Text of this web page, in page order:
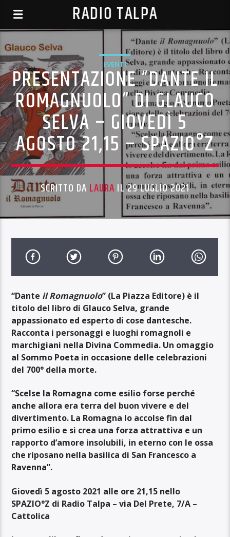
RADIO TALPA
EVENTI
PRESENTAZIONE “DANTE IL
ROMAGNUOLO” DI GLAUCO
SELVA – GIOVEDÌ 5
AGOSTO 21,15 – SPAZIO°Z
SCRITTO DA LAURA IL 29 LUGLIO 2021
“Dante il Romagnuolo” (La Piazza Editore) è il
titolo del libro di Glauco Selva, grande
appassionato ed esperto di cose dantesche.
Racconta i personaggi e luoghi romagnoli e
marchigiani nella Divina Commedia. Un omaggio
al Sommo Poeta in occasione delle celebrazioni
del 700° della morte.
“Scelse la Romagna come esilio forse perché
anche allora era terra del buon vivere e del
divertimento. La Romagna lo accolse fin dal
primo esilio e si crea una forza attrattiva e un
rapporto d’amore insolubili, in eterno con le ossa
che riposano nella basilica di San Francesco a
Ravenna”.
Giovedì 5 agosto 2021 alle ore 21,15 nello
SPAZIO°Z di Radio Talpa – via Del Prete, 7/A –
Cattolica